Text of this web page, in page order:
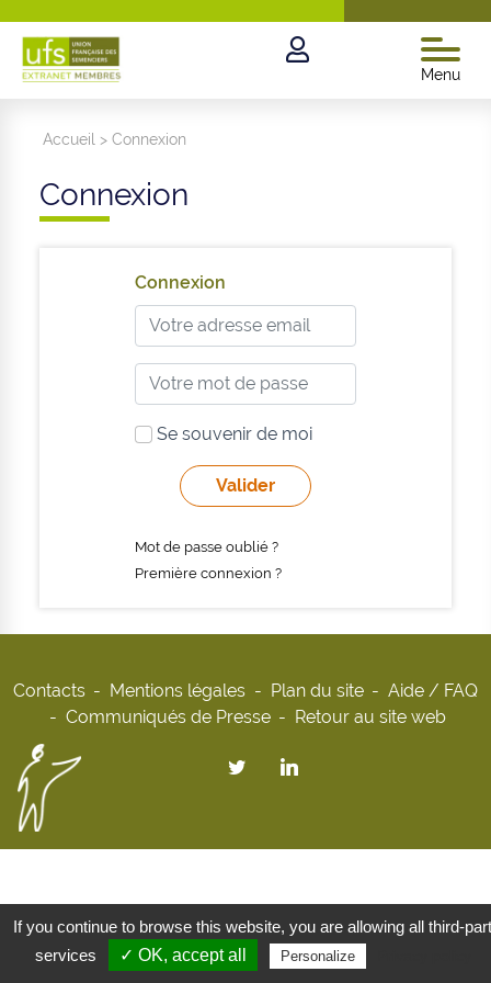
Menu
Accueil >Connexion
Connexion
Connexion
Se souvenir de moi
Mot de passe oublié ?
Première connexion ?
Contacts Mentions légales Plan du site
Aide / FAQ
Communiqués de Presse
Retour au site web
If you continue to browse this website, you are allowing all third-
services
✓ OK, accept all Personalize